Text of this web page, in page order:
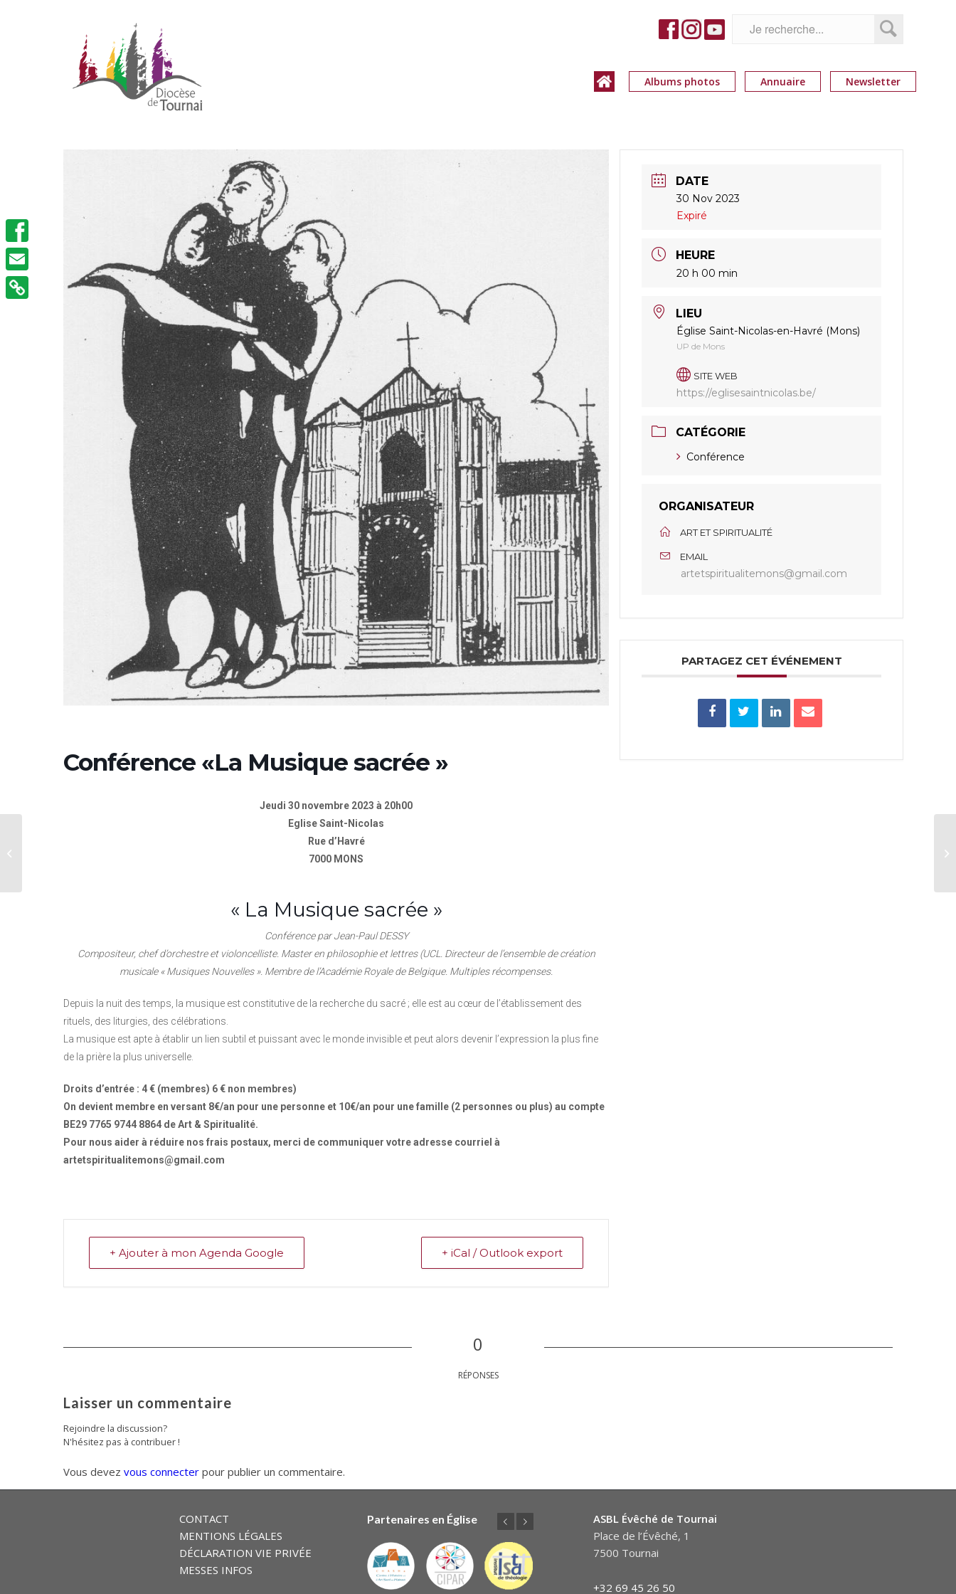
Albums photos Annuaire Newsletter
Conférence «La Musique sacrée »
Jeudi 30 novembre 2023 à 20h00
Eglise Saint-Nicolas
Rue d’Havré
7000 MONS
« La Musique sacrée »
Conférence par Jean-Paul DESSY
Compositeur, chef d’orchestre et violoncelliste. Master en philosophie et lettres (UCL. Directeur de l’ensemble de création
musicale « Musiques Nouvelles ». Membre de l’Académie Royale de Belgique. Multiples récompenses.
Depuis la nuit des temps, la musique est constitutive de la recherche du sacré ; elle est au cœur de l’établissement des
rituels, des liturgies, des célébrations.
La musique est apte à établir un lien subtil et puissant avec le monde invisible et peut alors devenir l’expression la plus fine
de la prière la plus universelle.
Droits d’entrée : 4 € (membres) 6 € non membres)
On devient membre en versant 8€/an pour une personne et 10€/an pour une famille (2 personnes ou plus) au compte
BE29 7765 9744 8864 de Art & Spiritualité.
Pour nous aider à réduire nos frais postaux, merci de communiquer votre adresse courriel à
artetspiritualitemons@gmail.com
+ Ajouter à mon Agenda Google + iCal / Outlook export
DATE
30 Nov 2023
Expiré
HEURE
20 h 00 min
LIEU
Église Saint-Nicolas-en-Havré (Mons)
UP de Mons
SITE WEB
https://eglisesaintnicolas.be/
CATÉGORIE
Conférence
ORGANISATEUR
ART ET SPIRITUALITÉ
EMAIL
artetspiritualitemons@gmail.com
PARTAGEZ CET ÉVÉNEMENT
0
RÉPONSES
Laisser un commentaire
Rejoindre la discussion?
N'hésitez pas à contribuer !
Vous devez vous connecter pour publier un commentaire.
CONTACT
MENTIONS LÉGALES
DÉCLARATION VIE PRIVÉE
MESSES INFOS
Partenaires en Église
PrécédentSuivant
ASBL Évêché de Tournai
Place de l’Évêché, 1
7500 Tournai
+32 69 45 26 50
Facebook
Email